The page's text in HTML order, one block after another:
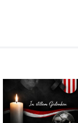
Gedenken an
Karsten
Schilling